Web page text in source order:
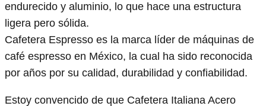
endurecido y aluminio, lo que hace una estructura
ligera pero sólida.
Cafetera Espresso es la marca líder de máquinas de
café espresso en México, la cual ha sido reconocida
por años por su calidad, durabilidad y confiabilidad.
Estoy convencido de que Cafetera Italiana Acero